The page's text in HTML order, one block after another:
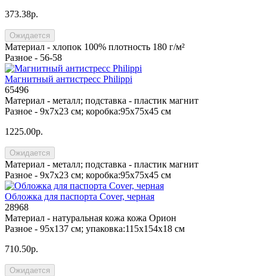
373.38р.
Ожидается
Материал - хлопок 100% плотность 180 г/м²
Разное - 56-58
Магнитный антистресс Philippi
65496
Материал - металл; подставка - пластик магнит
Разное - 9х7х23 см; коробка:95x75x45 см
1225.00р.
Ожидается
Материал - металл; подставка - пластик магнит
Разное - 9х7х23 см; коробка:95x75x45 см
Обложка для паспорта Cover, черная
28968
Материал - натуральная кожа кожа Орион
Разное - 95x137 см; упаковка:115х154х18 см
710.50р.
Ожидается